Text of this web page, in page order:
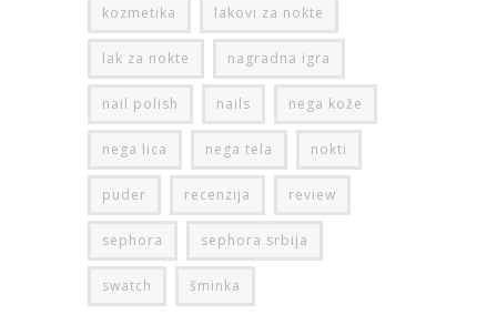
kozmetika lakovi za nokte
lak za nokte nagradna igra
nail polish nails nega kože
nega lica nega tela nokti
puder recenzija review
sephora sephora srbija
swatch šminka